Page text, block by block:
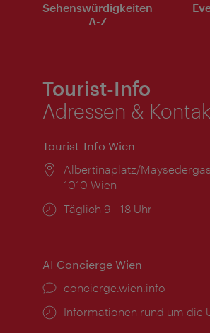
Sehenswürdigkeiten
A-Z
Tourist-Info
Adressen &
Tourist-Info Wien
Ort:
Albertinaplatz/
1010 Wien
Öffnungszeiten:
Täglich 9 - 18 Uhr
AI Concierge Wien
Ort:
concierge.wien.info
Öffnungszeiten:
Informationen rund um die